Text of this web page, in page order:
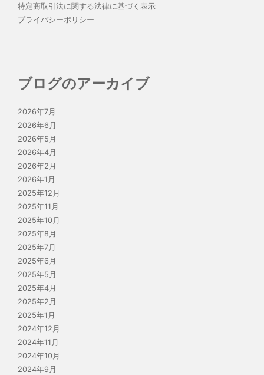
特定商取引法に関する法律に基づく表示
プライバシーポリシー
ブログのアーカイブ
2026年7月
2026年6月
2026年5月
2026年4月
2026年2月
2026年1月
2025年12月
2025年11月
2025年10月
2025年8月
2025年7月
2025年6月
2025年5月
2025年4月
2025年2月
2025年1月
2024年12月
2024年11月
2024年10月
2024年9月